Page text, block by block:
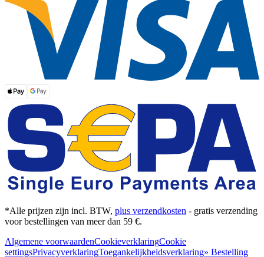
*Alle prijzen zijn incl. BTW, plus verzendkosten - gratis verzending
voor bestellingen van meer dan 59 €.
Algemene voorwaardenCookieverklaringCookie
settingsPrivacyverklaringToegankelijkheidsverklaring» Bestelling